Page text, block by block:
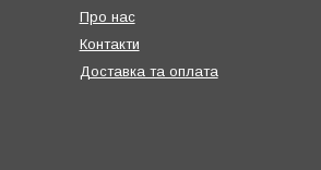
Про нас
Контакти
Доставка та оплата